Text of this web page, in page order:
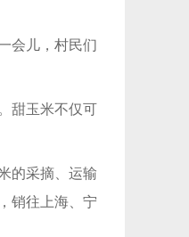
会儿，村民们
甜玉米不仅可
的采摘、运输
销往上海、宁